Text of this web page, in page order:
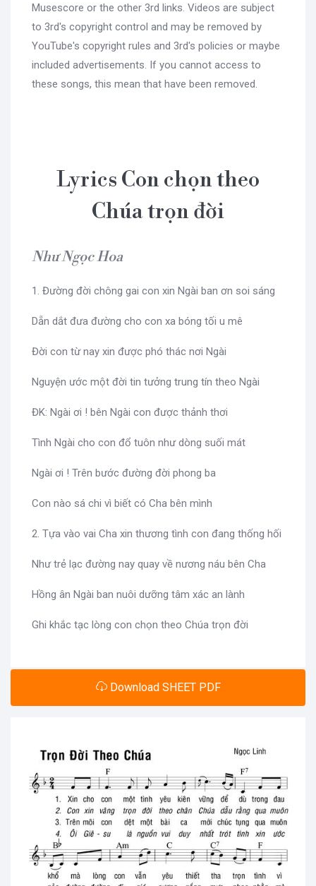
Musescore or the other 3rd links. Videos are subject
to 3rd's copyright control and may be removed by
YouTube's copyright rules and 3rd's policies or maybe
included advertisements. If you cannot access to
these songs, this mean that have been removed.
Lyrics Con chọn theo
Chúa trọn đời
Như Ngọc Hoa
1. Đường đời chông gai con xin Ngài ban ơn soi sáng
Dẵn dắt đưa đường cho con xa bóng tối u mê
Đời con từ nay xin được phó thác nơi Ngài
Nguyện ước một đời tin tưởng trung tín theo Ngài
ĐK: Ngài ơi ! bên Ngài con được thảnh thơi
Tình Ngài cho con đổ tuôn như dòng suối mát
Ngài ơi ! Trên bước đường đời phong ba
Con nào sá chi vì biết có Cha bên mình
2. Tựa vào vai Cha xin thương tình con đang thống hối
Như trẻ lạc đường nay quay về nương náu bên Cha
Hồng ân Ngài ban nuôi dưỡng tâm xác an lành
Ghi khắc tạc lòng con chọn theo Chúa trọn đời
Download SHEET PDF